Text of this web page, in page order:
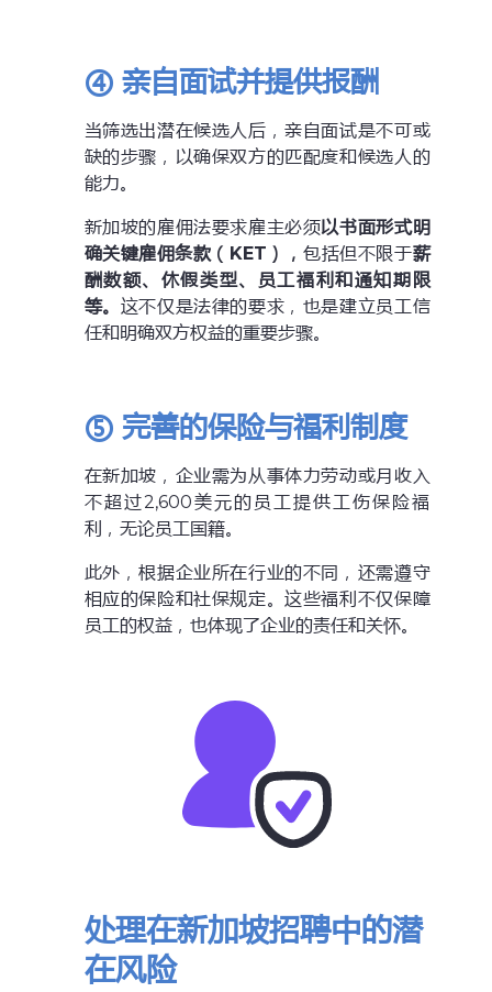
④ 亲自面试并提供报酬
当筛选出潜在候选人后，亲自面试是不可或
缺的步骤，以确保双方的匹配度和候选人的
能力。
新加坡的雇佣法要求雇主必须以书面形式明
确关键雇佣条款（KET），包括但不限于薪
酬数额、休假类型、员工福利和通知期限
等。 这不仅是法律的要求，也是建立员工信
任和明确双方权益的重要步骤。
⑤ 完善的保险与福利制度
在新加坡，企业需为从事体力劳动或月收入
不超过2,600美元的员工提供工伤保险福
利，无论员工国籍。
此外，根据企业所在行业的不同，还需遵守
相应的保险和社保规定。这些福利不仅保障
员工的权益，也体现了企业的责任和关怀。
处理在新加坡招聘中的潜
在风险